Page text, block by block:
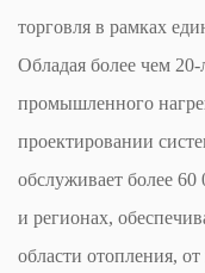
торговля в рамках
Обладая более чем
промышленного
проектировании
обслуживает более 60
и регионах,
области отопления,